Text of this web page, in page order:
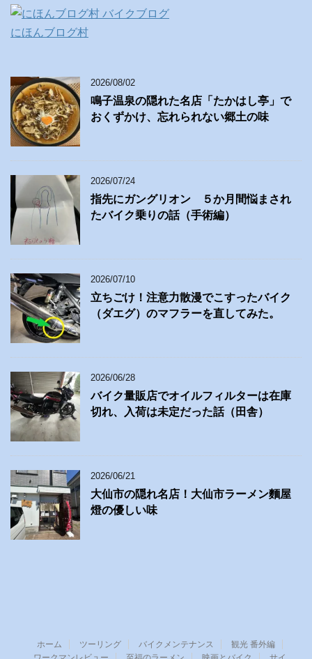
にほんブログ村
2026/08/02
鳴子温泉の隠れた名店「たかはし亭」で
おくずかけ、忘れられない郷土の味
2026/07/24
指先にガングリオン ５か月間悩まされ
たバイク乗りの話（手術編）
2026/07/10
立ちごけ！注意力散漫でこすったバイク
（ダエグ）のマフラーを直してみた。
2026/06/28
バイク量販店でオイルフィルターは在庫
切れ、入荷は未定だった話（田舎）
2026/06/21
大仙市の隠れ名店！大仙市ラーメン麵屋
燈の優しい味
ホーム ツーリング バイクメンテナンス
観光 番外編